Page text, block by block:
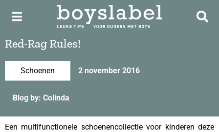
Red-Rag Rules!
Schoenen 2 november 2016
Blog by: Colinda
Een multifunctionele schoenencollectie voor kinderen deze